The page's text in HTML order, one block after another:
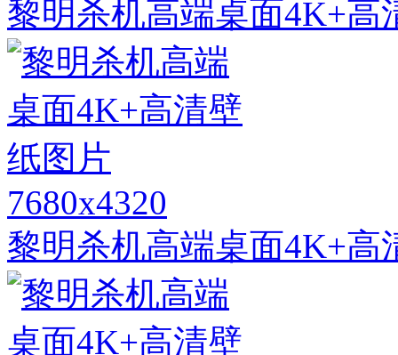
黎明杀机高端桌面4K+高
7680x4320
黎明杀机高端桌面4K+高